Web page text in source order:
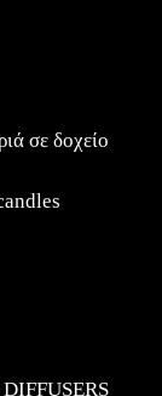
σε δοχείο
DIFFUSERS